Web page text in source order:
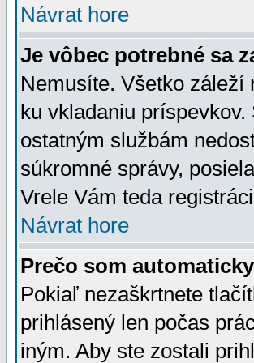
Návrat hore
Je vôbec potrebné sa
Nemusíte. Všetko záleží
ku vkladaniu
ostatným službám
súkromné správy,
Vrele Vám teda
Návrat hore
Prečo som
Pokiaľ nezaškrtnete
prihlásený len počas
iným. Aby ste zostali